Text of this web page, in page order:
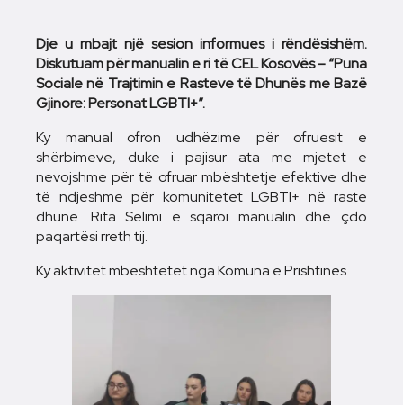
Dje u mbajt një sesion informues i rëndësishëm.
Diskutuam për manualin e ri të CEL Kosovës – “Puna
Sociale në Trajtimin e Rasteve të Dhunës me Bazë
Gjinore: Personat LGBTI+”.
Ky manual ofron udhëzime për ofruesit e
shërbimeve, duke i pajisur ata me mjetet e
nevojshme për të ofruar mbështetje efektive dhe
të ndjeshme për komunitetet LGBTI+ në raste
dhune. Rita Selimi e sqaroi manualin dhe çdo
paqartësi rreth tij.
Ky aktivitet mbështetet nga Komuna e Prishtinës.